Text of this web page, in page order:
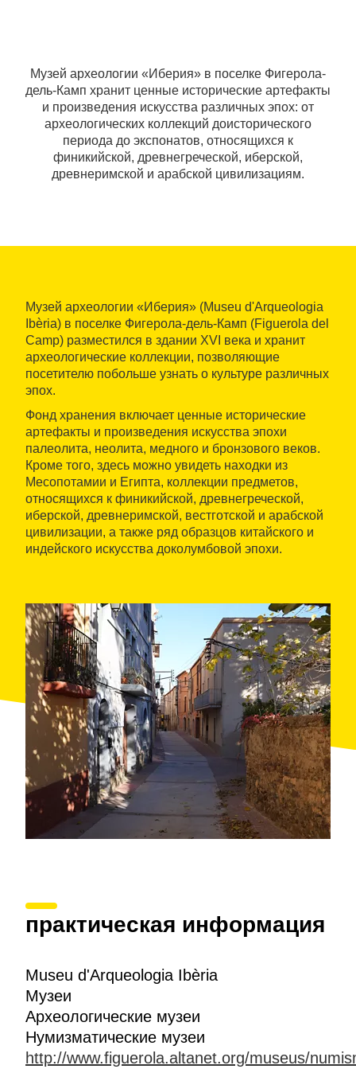
Музей археологии «Иберия» в поселке Фигерола-
дель-Камп хранит ценные исторические артефакты
и произведения искусства различных эпох: от
археологических коллекций доисторического
периода до экспонатов, относящихся к
финикийской, древнегреческой, иберской,
древнеримской и арабской цивилизациям.
Музей археологии «Иберия» (Museu d'Arqueologia
Ibèria) в поселке Фигерола-дель-Камп (Figuerola del
Camp) разместился в здании XVI века и хранит
археологические коллекции, позволяющие
посетителю побольше узнать о культуре различных
эпох.
Фонд хранения включает ценные исторические
артефакты и произведения искусства эпохи
палеолита, неолита, медного и бронзового веков.
Кроме того, здесь можно увидеть находки из
Месопотамии и Египта, коллекции предметов,
относящихся к финикийской, древнегреческой,
иберской, древнеримской, вестготской и арабской
цивилизации, а также ряд образцов китайского и
индейского искусства доколумбовой эпохи.
практическая информация
Museu d'Arqueologia Ibèria
Музеи
Археологические музеи
Нумизматические музеи
http://www.figuerola.altanet.org/museus/